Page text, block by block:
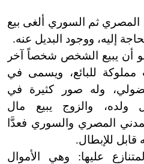
المصري ثم السوري ألغى بيع
إليه، ووجود البديل عنه.
مملوكة للبائع، ويسمى في
وله صور كثيرة في
ولده، والزوج يبيع مال
المصري والسوري فعدَّا
قابل للإبطال.
عليها: وهي الأموال